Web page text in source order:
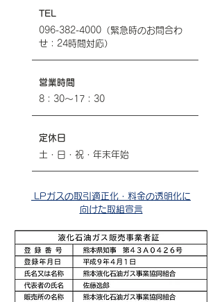
TEL
096-382-4000 （緊急時のお問合わ
せ：24時間対応）
​営業時間
8：30～17：30
​定休日
土・日・祝・年末年始
LPガスの取引適正化・料金の透明化に
向けた取組宣言